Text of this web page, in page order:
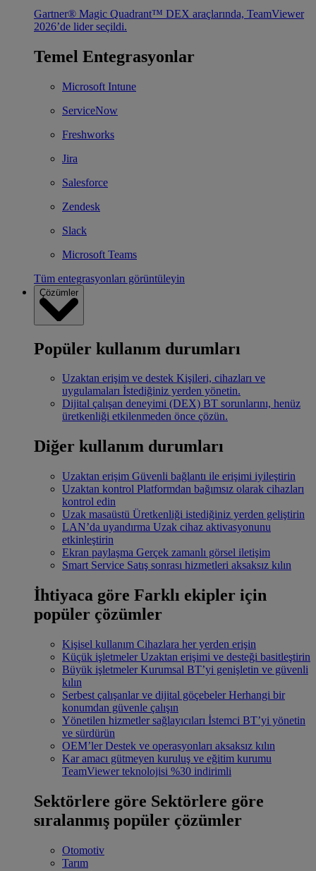
Gartner® Magic Quadrant™ DEX araçlarında, TeamViewer
2026’de lider seçildi.
Temel Entegrasyonlar
Microsoft Intune
ServiceNow
Freshworks
Jira
Salesforce
Zendesk
Slack
Microsoft Teams
Tüm entegrasyonları görüntüleyin
Çözümler
Popüler kullanım durumları
Uzaktan erişim ve destek Kişileri, cihazları ve
uygulamaları İstediğiniz yerden yönetin.
Dijital çalışan deneyimi (DEX) BT sorunlarını, henüz
üretkenliği etkilenmeden önce çözün.
Diğer kullanım durumları
Uzaktan erişim Güvenli bağlantı ile erişimi iyileştirin
Uzaktan kontrol Platformdan bağımsız olarak cihazları
kontrol edin
Uzak masaüstü Üretkenliği istediğiniz yerden geliştirin
LAN’da uyandırma Uzak cihaz aktivasyonunu
etkinleştirin
Ekran paylaşma Gerçek zamanlı görsel iletişim
Smart Service Satış sonrası hizmetleri aksaksız kılın
İhtiyaca göre Farklı ekipler için
popüler çözümler
Kişisel kullanım Cihazlara her yerden erişin
Küçük işletmeler Uzaktan erişimi ve desteği basitleştirin
Büyük işletmeler Kurumsal BT’yi genişletin ve güvenli
kılın
Serbest çalışanlar ve dijital göçebeler Herhangi bir
konumdan güvenle çalışın
Yönetilen hizmetler sağlayıcıları İstemci BT’yi yönetin
ve sürdürün
OEM’ler Destek ve operasyonları aksaksız kılın
Kar amacı gütmeyen kuruluş ve eğitim kurumu
TeamViewer teknolojisi %30 indirimli
Sektörlere göre Sektörlere göre
sıralanmış popüler çözümler
Otomotiv
Tarım